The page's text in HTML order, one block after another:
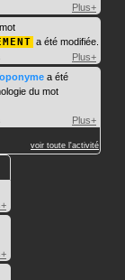
Plus+
a été modifiée.
Plus+
a été
du mot
Plus+
voir toute l'activité